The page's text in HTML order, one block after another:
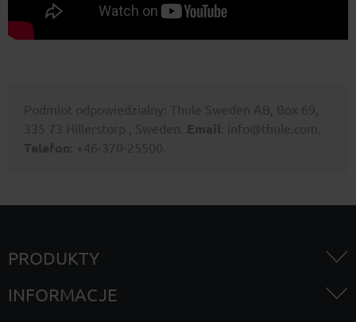
Podmiot odpowiedzialny: Thule Sweden AB, Box 69,
335 73 Hillerstorp , Sweden.
Email : info@thule.com.
Telefon : +46-370-25500.
PRODUKTY
INFORMACJE